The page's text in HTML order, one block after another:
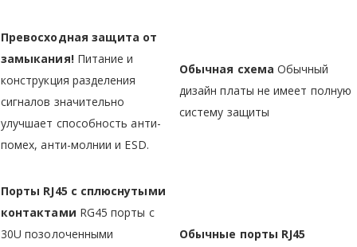
Превосходная защита от
замыкания!Питание и
конструкция разделения
сигналов значительно
улучшает способность анти-
помех, анти-молнии и ESD.
Обычная схема Обычный
дизайн платы не имеет полную
систему защиты
Порты RJ45 с сплюснутыми
контактами RG45 порты с
30U позолоченными
Обычные порты RJ45